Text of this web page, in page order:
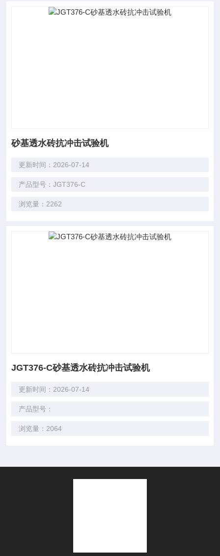
砂基透水砖抗冲击试验机
更新时间：2026-07-14
产品型号：JGT376-C
浏览量：2262
JGT376-C砂基透水砖抗冲击试验机
更新时间：2026-07-14
产品型号：
浏览量：2064